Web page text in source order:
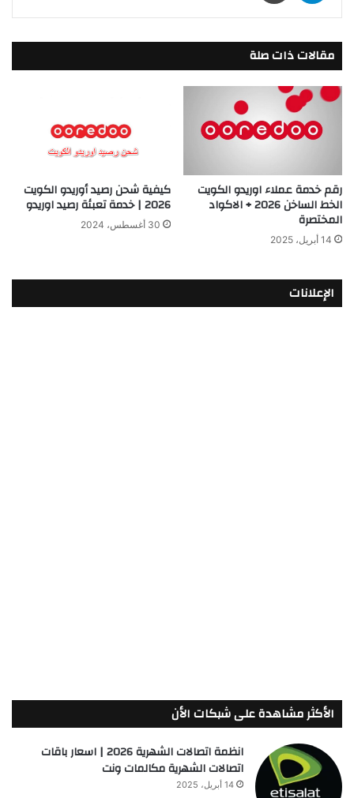
مقالات ذات صلة
رقم خدمة عملاء اوريدو الكويت
الخط الساخن 2026 + الاكواد
المختصرة
14 أبريل، 2025
كيفية شحن رصيد أوريدو الكويت
2026 | خدمة تعبئة رصيد اوريدو
30 أغسطس، 2024
الإعلانات
الأكثر مشاهدة على شبكات الأن
انظمة اتصالات الشهرية 2026 | اسعار باقات
اتصالات الشهرية مكالمات ونت
14 أبريل، 2025